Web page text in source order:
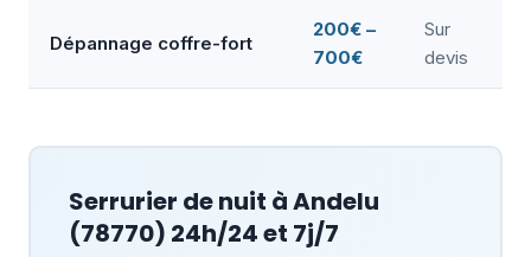
Dépannage coffre-fort
200€ –
700€
Sur
devis
Serrurier de nuit àAndelu
(78770) 24h/24 et 7j/7